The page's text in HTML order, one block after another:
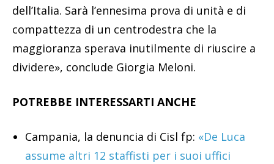
dell’Italia. Sarà l’ennesima prova di unità e di
compattezza di un centrodestra che la
maggioranza sperava inutilmente di riuscire a
dividere», conclude Giorgia Meloni.
POTREBBE INTERESSARTI ANCHE
Campania, la denuncia di Cisl fp: «De Luca
assume altri 12 staffisti per i suoi uffici